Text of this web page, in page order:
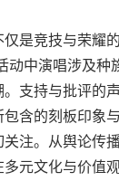
是竞技与荣耀
动中演唱涉及
支持与批评的
含的刻板印象
注。从舆论传
元文化与价值